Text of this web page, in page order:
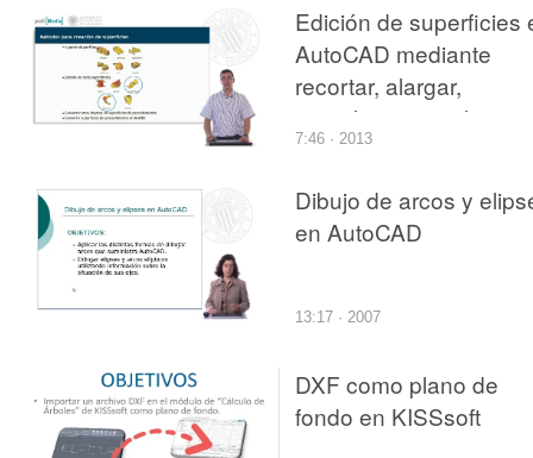
Edición de superficies
AutoCAD mediante
recortar, alargar,
empalme y esculpir
7:46 · 2013
Dibujo de arcos y
en AutoCAD
13:17 · 2007
DXF como plano de
fondo en KISSsoft